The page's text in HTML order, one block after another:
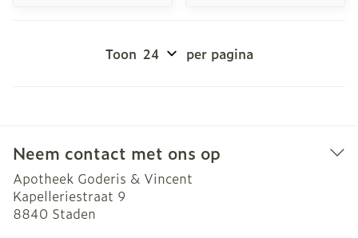
Toon per pagina
Neem contact met ons op
Apotheek Goderis & Vincent
Kapelleriestraat 9
8840 Staden